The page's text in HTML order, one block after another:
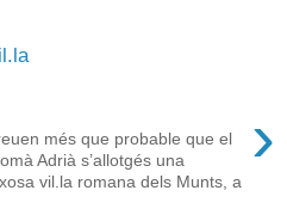
›
més que probable que el
Adrià s’allotgés una
vil.la romana dels Munts, a